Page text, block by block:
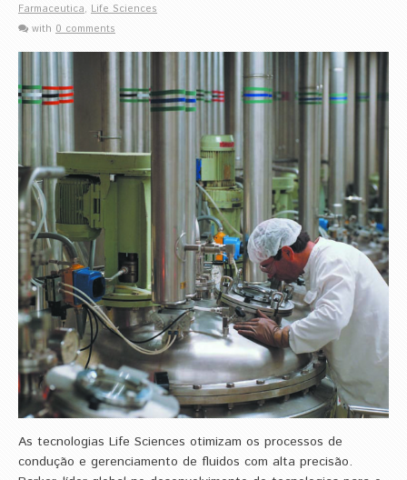
Farmaceutica, Life Sciences
with 0 comments
As tecnologias Life Sciences otimizam os processos de
condução e gerenciamento de fluidos com alta precisão.